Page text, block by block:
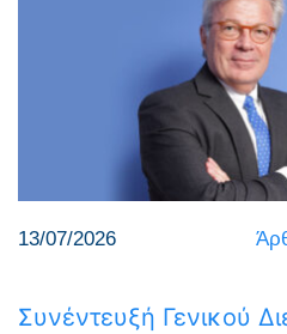
13/07/2026
Συνέντευξή Γενικού